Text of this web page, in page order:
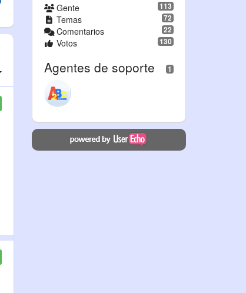
113
Gente
72
Temas
22
Comentarios
130
Votos
1
Agentes de soporte